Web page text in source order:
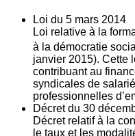
Loi du 5 mars 2014
Loi relative à la
à la démocratie
janvier 2015). Cette
contribuant au
syndicales de
professionnelles
Décret du 30
Décret relatif à la
le taux et les